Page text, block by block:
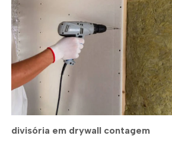
divisória em drywall contagem